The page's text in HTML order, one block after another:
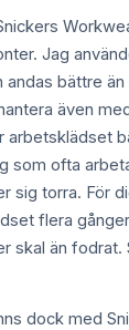
Jag
andas bättre
även
arbetsklädset
som ofta
sig torra. För
flera
skal än
dock med